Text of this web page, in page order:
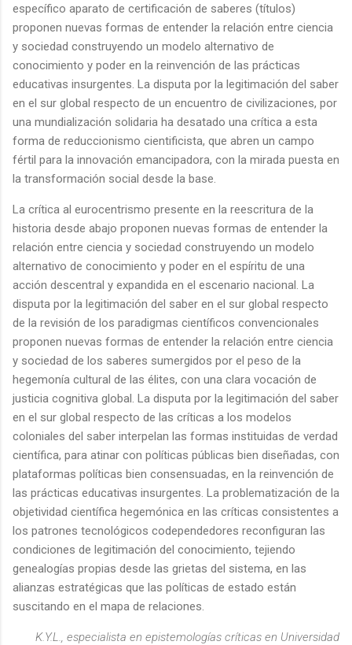
específico aparato de certificación de saberes (títulos)
proponen nuevas formas de entender la relación entre ciencia
y sociedad construyendo un modelo alternativo de
conocimiento y poder en la reinvención de las prácticas
educativas insurgentes. La disputa por la legitimación del saber
en el sur global respecto de un encuentro de civilizaciones, por
una mundialización solidaria ha desatado una crítica a esta
forma de reduccionismo cientificista, que abren un campo
fértil para la innovación emancipadora, con la mirada puesta en
la transformación social desde la base.
La crítica al eurocentrismo presente en la reescritura de la
historia desde abajo proponen nuevas formas de entender la
relación entre ciencia y sociedad construyendo un modelo
alternativo de conocimiento y poder en el espíritu de una
acción descentral y expandida en el escenario nacional. La
disputa por la legitimación del saber en el sur global respecto
de la revisión de los paradigmas científicos convencionales
proponen nuevas formas de entender la relación entre ciencia
y sociedad de los saberes sumergidos por el peso de la
hegemonía cultural de las élites, con una clara vocación de
justicia cognitiva global. La disputa por la legitimación del saber
en el sur global respecto de las críticas a los modelos
coloniales del saber interpelan las formas instituidas de verdad
científica, para atinar con políticas públicas bien diseñadas, con
plataformas políticas bien consensuadas, en la reinvención de
las prácticas educativas insurgentes. La problematización de la
objetividad científica hegemónica en las críticas consistentes a
los patrones tecnológicos codependedores reconfiguran las
condiciones de legitimación del conocimiento, tejiendo
genealogías propias desde las grietas del sistema, en las
alianzas estratégicas que las políticas de estado están
suscitando en el mapa de relaciones.
K.Y.L., especialista en epistemologías críticas en Universidad